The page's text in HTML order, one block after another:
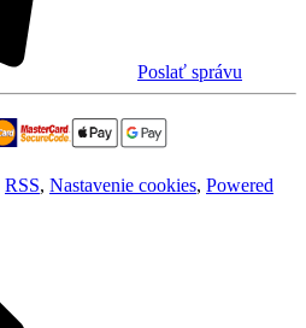
Poslať správu
RSS, Nastavenie cookies, Powered